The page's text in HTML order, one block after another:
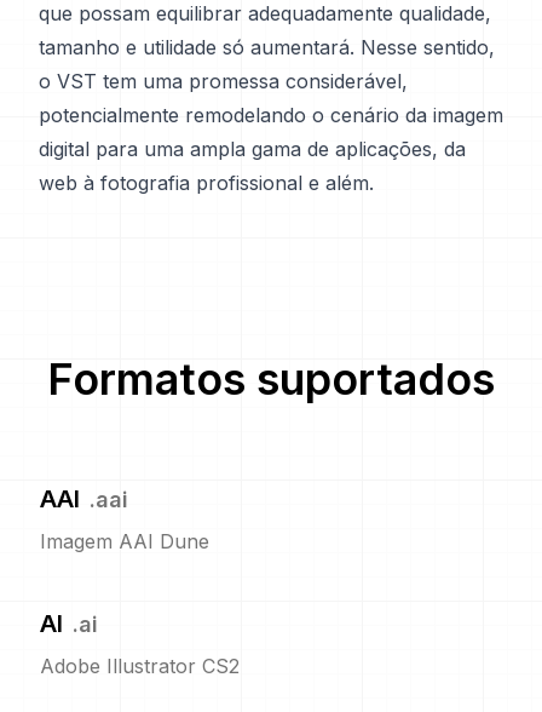
que possam equilibrar adequadamente qualidade,
tamanho e utilidade só aumentará. Nesse sentido,
o VST tem uma promessa considerável,
potencialmente remodelando o cenário da imagem
digital para uma ampla gama de aplicações, da
web à fotografia profissional e além.
Formatos suportados
AAI .aai
Imagem AAI Dune
AI .ai
Adobe Illustrator CS2